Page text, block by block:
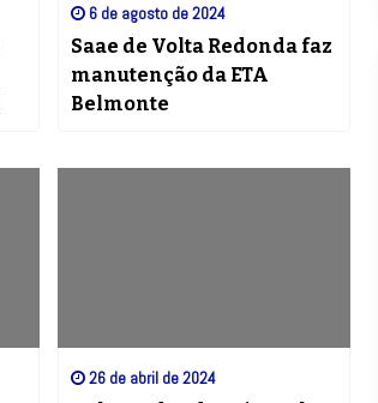
6 de agosto de 2024
Saae de Volta Redonda faz
manutenção da ETA
Belmonte
26 de abril de 2024